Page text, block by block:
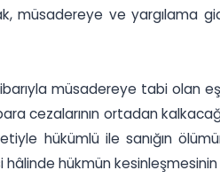
müsadereye ve yargılama
müsadereye tabi olan
cezalarının ortadan
hükümlü ile sanığın
hükmün